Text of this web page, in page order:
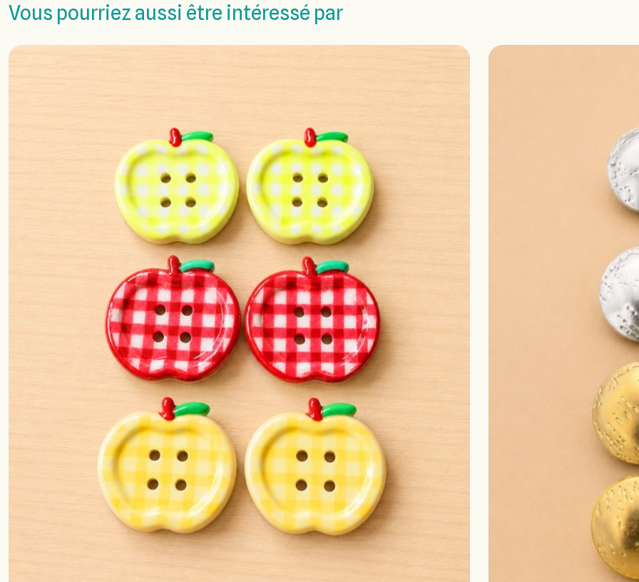
Vous pourriez aussi être intéressé par